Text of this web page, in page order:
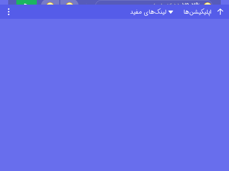
79.2%
(
165رای) اپلیکیشن‌ها لینک‌های مفید